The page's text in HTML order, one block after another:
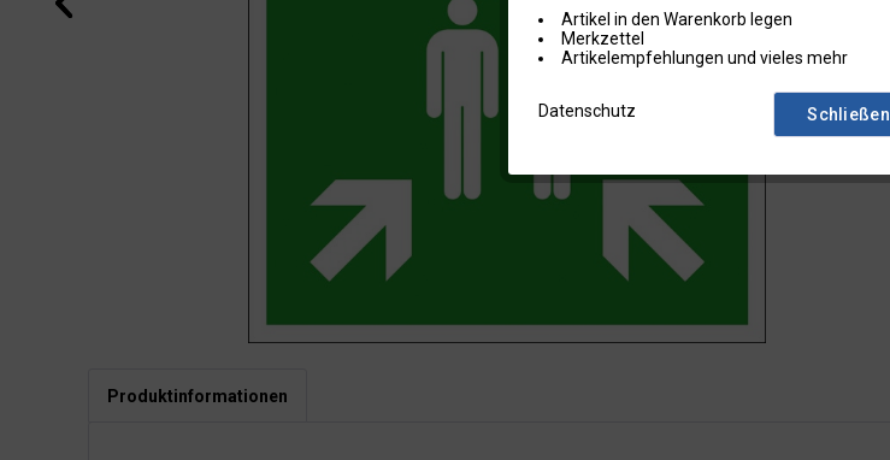
Produktinformationen
Artikel in den Warenkorb legen
Merkzettel
Artikelempfehlungen und vieles mehr
Datenschutz Schließen